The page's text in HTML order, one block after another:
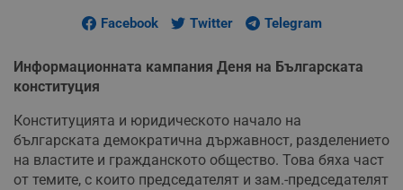
Facebook Twitter Telegram
Информационната кампания Деня на Българската
конституция
Конституцията и юридическото начало на
българската демократична държавност, разделението
на властите и гражданското общество. Това бяха част
от темите, с които председателят и зам.-председателят